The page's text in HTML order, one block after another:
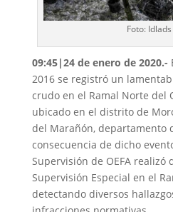
Foto:
09:45|24 de enero de 2020.-
2016 se registró un
crudo en el Ramal Norte del
ubicado en el distrito de
del Marañón, departamento
consecuencia de dicho
Supervisión de OEFA realizó
Supervisión Especial en el
detectando diversos